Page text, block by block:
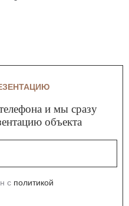
и мы сразу
объекта
с политикой